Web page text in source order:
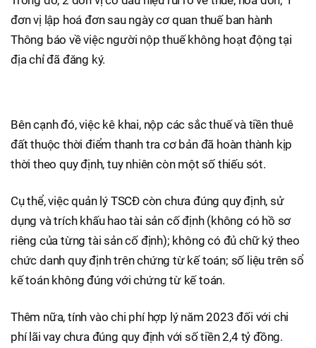
đơn vị lập hoá đơn sau ngày cơ quan thuế ban hành
Thông báo về việc người nộp thuế không hoạt động tại
địa chỉ đã đăng ký.
Bên cạnh đó, việc kê khai, nộp các sắc thuế và tiền thuê
đất thuộc thời điểm thanh tra cơ bản đã hoàn thành kịp
thời theo quy định, tuy nhiên còn một số thiếu sót.
Cụ thể, việc quản lý TSCĐ còn chưa đúng quy định, sử
dụng và trích khấu hao tài sản cố định (không có hồ sơ
riêng của từng tài sản cố định); không có đủ chữ ký theo
chức danh quy định trên chứng từ kế toán; số liệu trên sổ
kế toán không đúng với chứng từ kế toán.
Thêm nữa, tính vào chi phí hợp lý năm 2023 đối với chi
phí lãi vay chưa đúng quy định với số tiền 2,4 tỷ đồng.